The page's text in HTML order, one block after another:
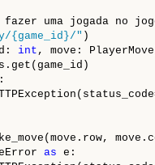
fazer uma jogada no
{game_id}/" )
int , move:
as e: